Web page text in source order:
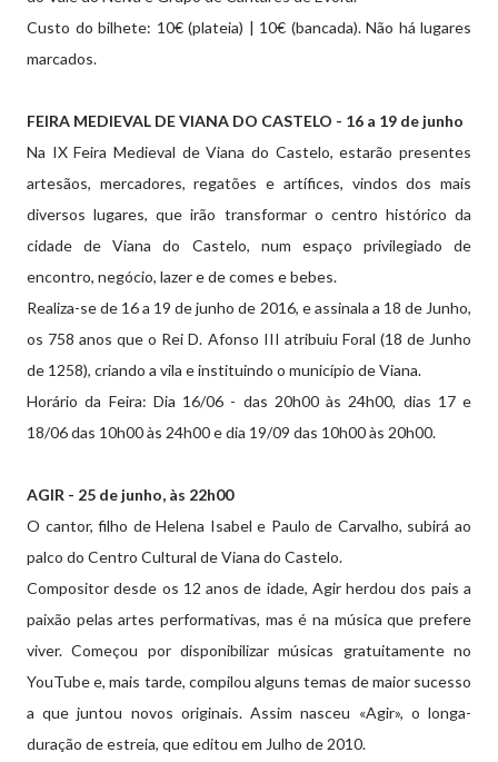
Custo do bilhete: 10€ (plateia) | 10€ (bancada). Não há lugares
marcados.
FEIRA MEDIEVAL DE VIANA DO CASTELO - 16 a 19 de junho
Na IX Feira Medieval de Viana do Castelo, estarão presentes
artesãos, mercadores, regatões e artífices, vindos dos mais
diversos lugares, que irão transformar o centro histórico da
cidade de Viana do Castelo, num espaço privilegiado de
encontro, negócio, lazer e de comes e bebes.
Realiza-se de 16 a 19 de junho de 2016, e assinala a 18 de Junho,
os 758 anos que o Rei D. Afonso III atribuiu Foral (18 de Junho
de 1258), criando a vila e instituindo o município de Viana.
Horário da Feira: Dia 16/06 - das 20h00 às 24h00, dias 17 e
18/06 das 10h00 às 24h00 e dia 19/09 das 10h00 às 20h00.
AGIR - 25 de junho, às 22h00
O cantor, filho de Helena Isabel e Paulo de Carvalho, subirá ao
palco do Centro Cultural de Viana do Castelo.
Compositor desde os 12 anos de idade, Agir herdou dos pais a
paixão pelas artes performativas, mas é na música que prefere
viver. Começou por disponibilizar músicas gratuitamente no
YouTube e, mais tarde, compilou alguns temas de maior sucesso
a que juntou novos originais. Assim nasceu «Agir», o longa-
duração de estreia, que editou em Julho de 2010.